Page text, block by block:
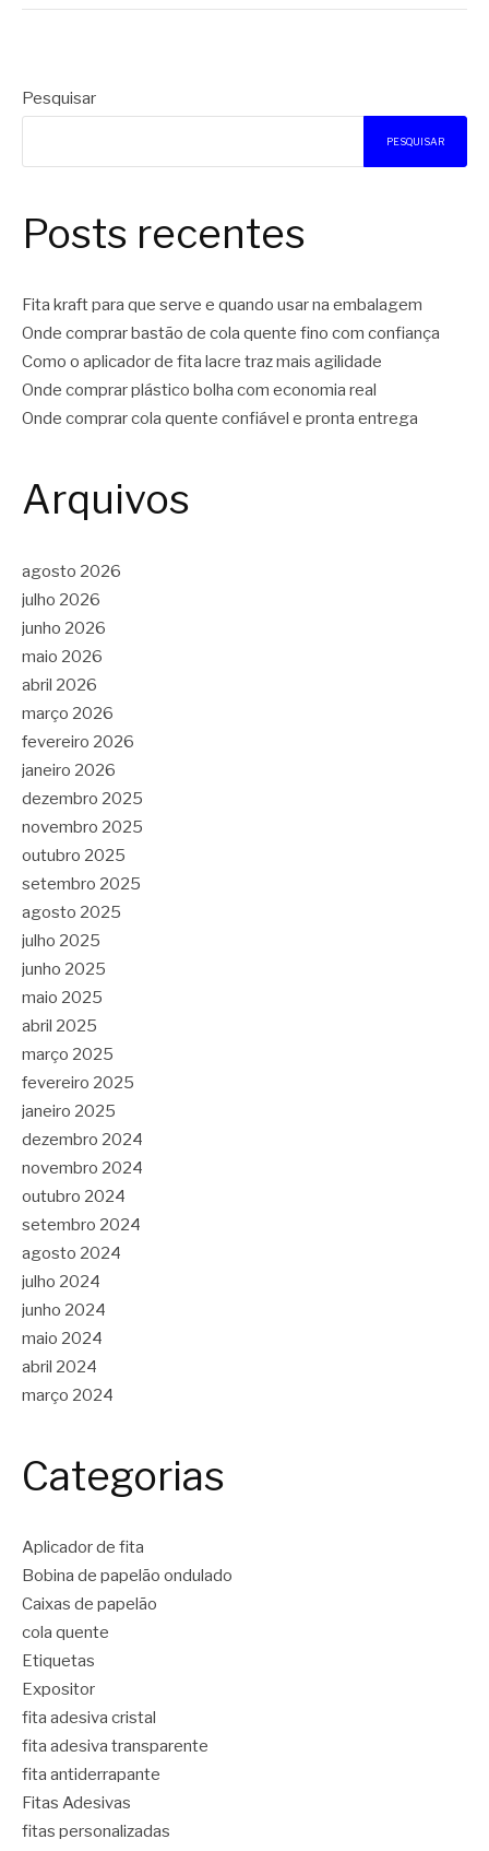
Pesquisar
PESQUISAR
Posts recentes
Fita kraft para que serve e quando usar na embalagem
Onde comprar bastão de cola quente fino com confiança
Como o aplicador de fita lacre traz mais agilidade
Onde comprar plástico bolha com economia real
Onde comprar cola quente confiável e pronta entrega
Arquivos
agosto 2026
julho 2026
junho 2026
maio 2026
abril 2026
março 2026
fevereiro 2026
janeiro 2026
dezembro 2025
novembro 2025
outubro 2025
setembro 2025
agosto 2025
julho 2025
junho 2025
maio 2025
abril 2025
março 2025
fevereiro 2025
janeiro 2025
dezembro 2024
novembro 2024
outubro 2024
setembro 2024
agosto 2024
julho 2024
junho 2024
maio 2024
abril 2024
março 2024
Categorias
Aplicador de fita
Bobina de papelão ondulado
Caixas de papelão
cola quente
Etiquetas
Expositor
fita adesiva cristal
fita adesiva transparente
fita antiderrapante
Fitas Adesivas
fitas personalizadas